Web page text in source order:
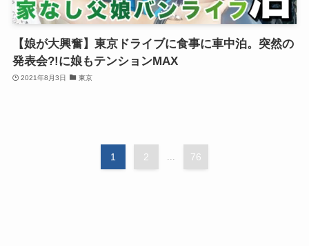
【娘が大興奮】東京ドライブに食事に車中泊。突然の
発表会?!に娘もテンションMAX
2021年8月3日 東京
1 2 76